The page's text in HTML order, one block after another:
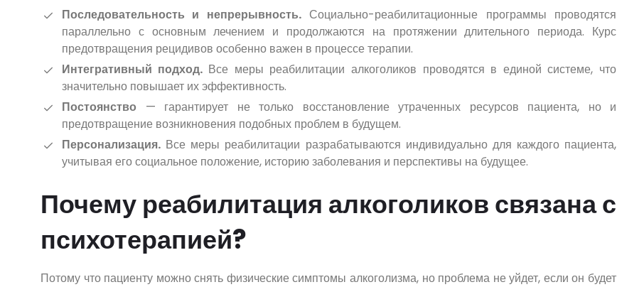
Последовательность и непрерывность.Социально-реабилитационные программы проводятся
параллельно с основным лечением и продолжаются на протяжении длительного периода. Курс
предотвращения рецидивов особенно важен в процессе терапии.
Интегративный подход.Все меры реабилитации алкоголиков проводятся в единой системе, что
значительно повышает их эффективность.
Постоянство — гарантирует не только восстановление утраченных ресурсов пациента, но и
предотвращение возникновения подобных проблем в будущем.
Персонализация. Все меры реабилитации разрабатываются индивидуально для каждого пациента,
учитывая его социальное положение, историю заболевания и перспективы на будущее.
Почему реабилитация алкоголиков связана с
психотерапией?
Потому что пациенту можно снять физические симптомы алкоголизма, но проблема не уйдет, если он будет